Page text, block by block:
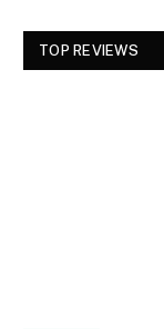
TOP REVIEWS